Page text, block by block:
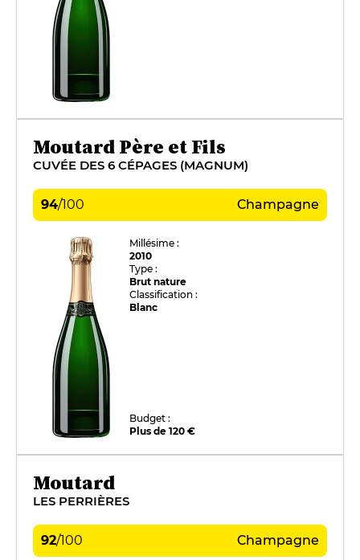
Moutard Père et Fils
CUVÉE DES 6 CÉPAGES (MAGNUM)
94/100 Champagne
Millésime :
2010
Type :
Brut nature
Classification :
Blanc
Budget :
Plus de 120 €
Moutard
LES PERRIÈRES
92/100 Champagne